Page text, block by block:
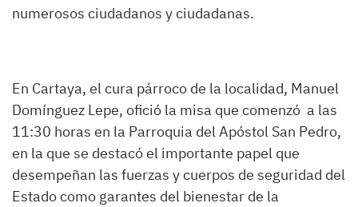
numerosos ciudadanos y ciudadanas.
En Cartaya, el cura párroco de la localidad, Manuel
Domínguez Lepe, ofició la misa que comenzó a las
11:30 horas en la Parroquia del Apóstol San Pedro,
en la que se destacó el importante papel que
desempeñan las fuerzas y cuerpos de seguridad del
Estado como garantes del bienestar de la